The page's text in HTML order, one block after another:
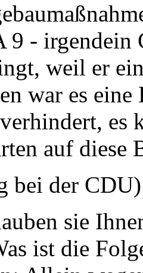
9 - irgendein
weil er
war es
es
auf diese
bei der CDU)
sie
ist die